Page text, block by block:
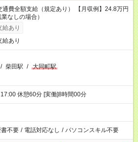
費全額支給（規定あり） 【月収例】24.8万円
なしの場合）
給あり
給あり
/ 柴田駅 / 大同町駅
17:00 休憩60分 [実働]8時間00分
書不要 / 電話対応なし / パソコンスキル不要